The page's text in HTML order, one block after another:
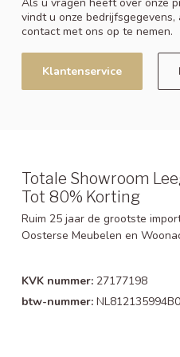
vindt u onze
contact met ons op te nemen.
Klantenservice
Totale Showroom
Tot 80% Korting
Ruim 25 jaar de grootste
Oosterse Meubelen en
KVK nummer: 27177198
btw-nummer: